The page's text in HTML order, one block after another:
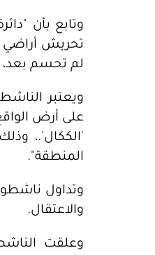
وتابع بأن
تحريش أراضي
لم تحسم بعد،
ويعتبر
على أرض
'الككال'.،
المنطقة".
وتداول
والاعتقال.
وعلقت